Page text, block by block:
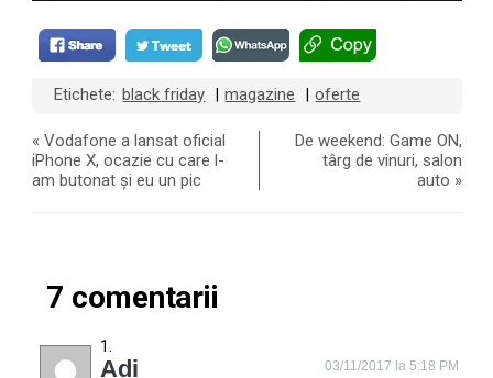
Etichete: black friday magazine oferte
«Vodafone a lansat oficial
iPhone X, ocazie cu care l-
am butonat și eu un pic
De weekend: Game ON,
târg de vinuri, salon
auto »
7 comentarii
Adi 03/11/2017 la 5:18 PM